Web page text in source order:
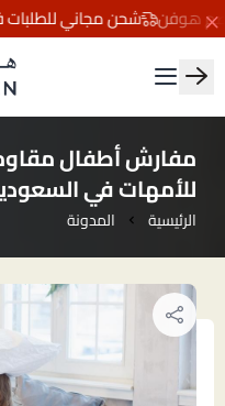
شحن مجاني للطلبات فوق 299 ريال مع كود
مفارش أطفال
للأمهات في
الرئيسية المدونة